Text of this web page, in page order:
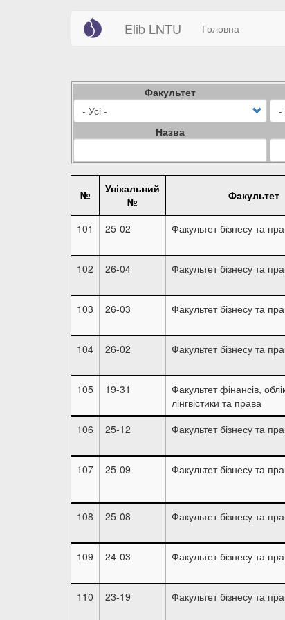
Elib LNTU
Main
navigation
Головна
User
account
Факультет
Назва
№
Унікальний
№
Факультет
101 25-02 Факультет бізнесу та
102 26-04 Факультет бізнесу та
103
26-03 Факультет бізнесу та
104 26-02 Факультет бізнесу та
105
19-31
Факультет фінансів,
лінгвістики та права
106
25-12 Факультет бізнесу та
107 25-09 Факультет бізнесу та
108 25-08 Факультет бізнесу та
109
24-03 Факультет бізнесу та
110
23-19 Факультет бізнесу та